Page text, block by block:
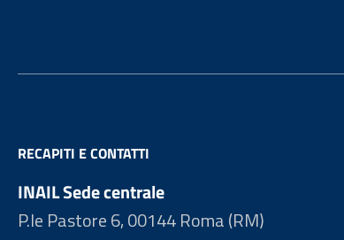
RECAPITI E CONTATTI
INAIL Sede centrale
P.le Pastore 6, 00144 Roma (RM)